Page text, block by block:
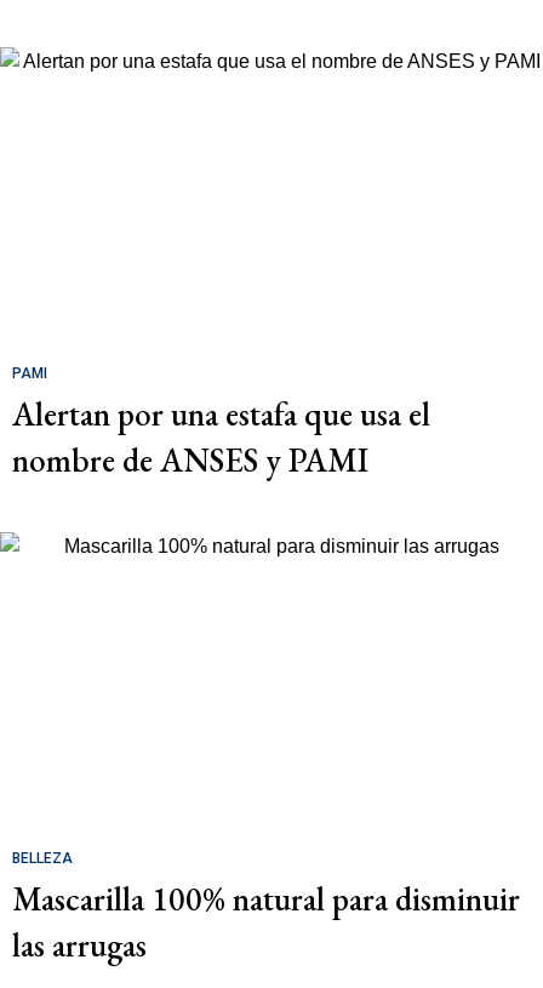
PAMI
Alertan por una estafa que usa el
nombre de ANSES y PAMI
BELLEZA
Mascarilla 100% natural para disminuir
las arrugas